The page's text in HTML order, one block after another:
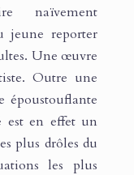
naïvement
jeune reporter
Une œuvre
Outre une
époustouflante
est en effet un
plus drôles du
les plus